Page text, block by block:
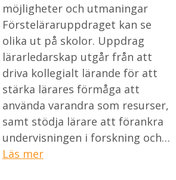
möjligheter och utmaningar
Försteläraruppdraget kan se
olika ut på skolor. Uppdrag
lärarledarskap utgår från att
driva kollegialt lärande för att
stärka lärares förmåga att
använda varandra som resurser,
samt stödja lärare att förankra
undervisningen i forskning och…
Läs mer